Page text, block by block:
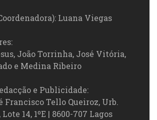
Luana Viegas
João Torrinha, José Vitória,
e Medina Ribeiro
e Publicidade:
Francisco Tello Queiroz, Urb.
14, 1ºE | 8600-707 Lagos